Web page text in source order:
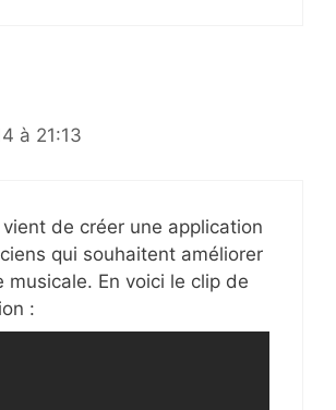
à 21:13
de créer une application
qui souhaitent améliorer
musicale. En voici le clip de
: